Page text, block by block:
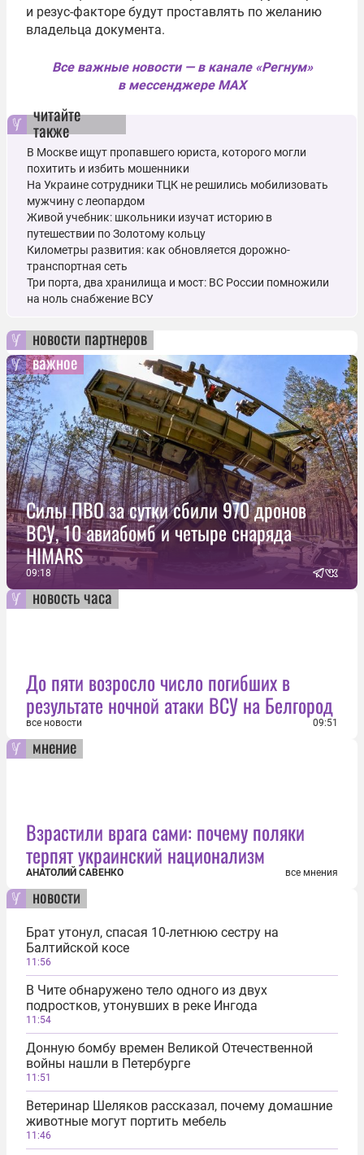
и резус-факторе будут проставлять по желанию
владельца документа.
Все важные новости — в канале «Регнум»
в мессенджере MAX
читайте
также
В Москве ищут пропавшего юриста, которого могли
похитить и избить мошенники
На Украине сотрудники ТЦК не решились мобилизовать
мужчину с леопардом
Живой учебник: школьники изучат историю в
путешествии по Золотому кольцу
Километры развития: как обновляется дорожно-
транспортная сеть
Три порта, два хранилища и мост: ВС России помножили
на ноль снабжение ВСУ
новости партнеров
важное
Силы ПВО за сутки сбили 970 дронов
ВСУ, 10 авиабомб и четыре снаряда
HIMARS
09:18
новость часа
До пяти возросло число погибших в
результате ночной атаки ВСУ на Белгород
все новости 09:51
мнение
Взрастили врага сами: почему поляки
терпят украинский национализм
АНАТОЛИЙ САВЕНКО все мнения
новости
Брат утонул, спасая 10-летнюю сестру на
Балтийской косе
11:56
В Чите обнаружено тело одного из двух
подростков, утонувших в реке Ингода
11:54
Донную бомбу времен Великой Отечественной
войны нашли в Петербурге
11:51
Ветеринар Шеляков рассказал, почему домашние
животные могут портить мебель
11:46